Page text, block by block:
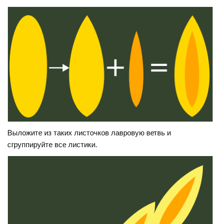
Выложите из таких листочков лавровую ветвь и
сгруппируйте все листики.